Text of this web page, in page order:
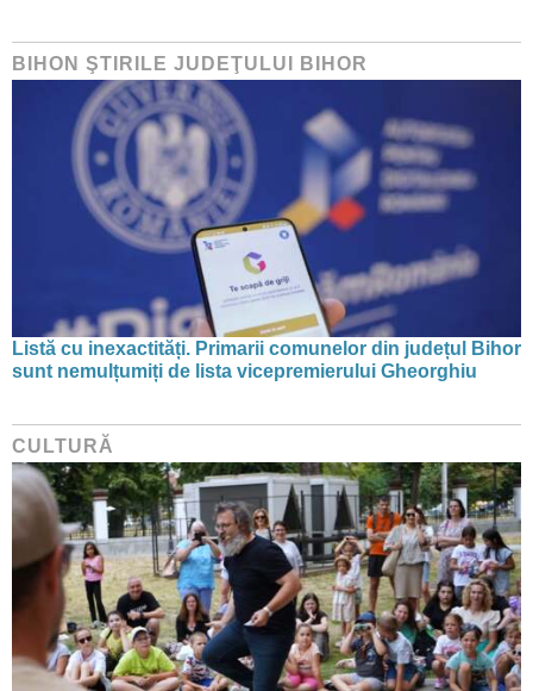
BIHON ŞTIRILE JUDEŢULUI BIHOR
Listă cu inexactități. Primarii comunelor din județul Bihor
sunt nemulțumiți de lista vicepremierului Gheorghiu
CULTURĂ